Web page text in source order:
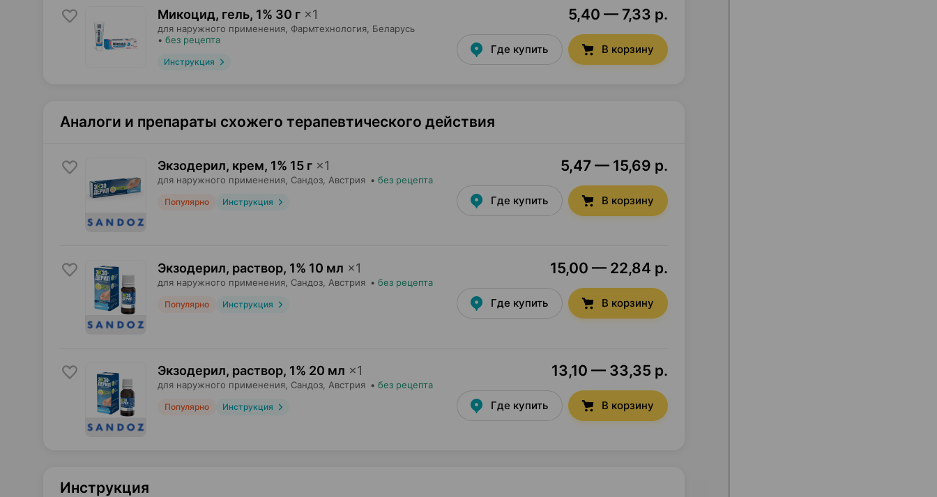
Микоцид, гель, 1% 30 г ×1
для наружного применения, Фармтехнология , Беларусь
• без рецепта
Инструкция
5,40 — 7,33 р.
Где купить В корзину
Аналоги и препараты схожего терапевтического действия
Экзодерил, крем, 1% 15 г ×1
для наружного применения, Сандоз , Австрия • без рецепта
Популярно Инструкция
5,47 — 15,69 р.
Где купить В корзину
Экзодерил, раствор, 1% 10 мл ×1
для наружного применения, Сандоз , Австрия • без рецепта
Популярно Инструкция
15,00 — 22,84 р.
Где купить В корзину
Экзодерил, раствор, 1% 20 мл ×1
для наружного применения, Сандоз , Австрия • без рецепта
Популярно Инструкция
13,10 — 33,35 р.
Где купить В корзину
Инструкция